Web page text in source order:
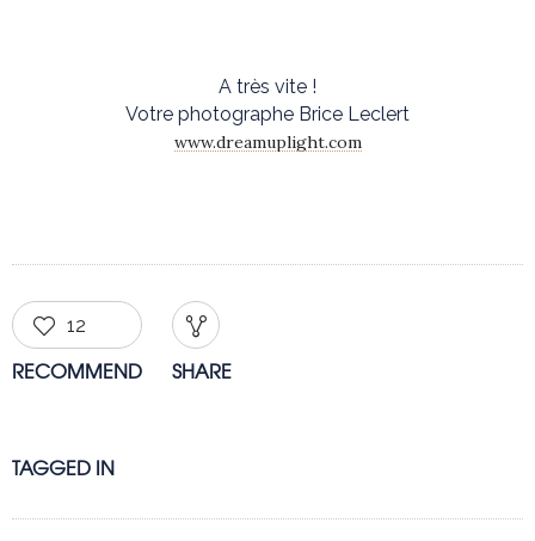
A très vite !
Votre photographe Brice Leclert
www.dreamuplight.com
12
RECOMMEND SHARE
TAGGED IN